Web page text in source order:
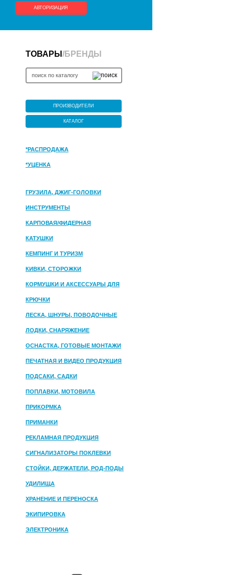
АВТОРИЗАЦИЯ
ТОВАРЫ /БРЕНДЫ
ПРОИЗВОДИТЕЛИ
КАТАЛОГ
*РАСПРОДАЖА
*УЦЕНКА
ГРУЗИЛА, ДЖИГ-ГОЛОВКИ
ИНСТРУМЕНТЫ
КАРПОВАЯ/ФИДЕРНАЯ
КАТУШКИ
КЕМПИНГ И ТУРИЗМ
КИВКИ, СТОРОЖКИ
КОРМУШКИ И АКСЕССУАРЫ ДЛЯ
ПРИКОРМКИ
КРЮЧКИ
ЛЕСКА, ШНУРЫ, ПОВОДОЧНЫЕ
МАТЕРИАЛЫ
ЛОДКИ, СНАРЯЖЕНИЕ
ОСНАСТКА, ГОТОВЫЕ МОНТАЖИ
ПЕЧАТНАЯ И ВИДЕО ПРОДУКЦИЯ
ПОДСАКИ, САДКИ
ПОПЛАВКИ, МОТОВИЛА
ПРИКОРМКА
ПРИМАНКИ
РЕКЛАМНАЯ ПРОДУКЦИЯ
СИГНАЛИЗАТОРЫ ПОКЛЕВКИ
СТОЙКИ, ДЕРЖАТЕЛИ, РОД-ПОДЫ
УДИЛИЩА
ХРАНЕНИЕ И ПЕРЕНОСКА
ЭКИПИРОВКА
ЭЛЕКТРОНИКА